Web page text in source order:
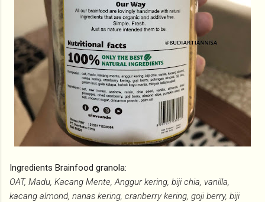
Ingredients Brainfood granola:
OAT, Madu, Kacang Mente, Anggur kering, biji chia, vanilla,
kacang almond, nanas kering, cranberry kering, goji berry, biji